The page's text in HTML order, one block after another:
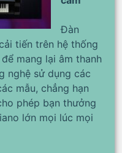
Đàn
tiến trên hệ thống
mang lại âm thanh
nghệ sử dụng các
mẫu, chẳng hạn
phép bạn thưởng
lớn mọi lúc mọi